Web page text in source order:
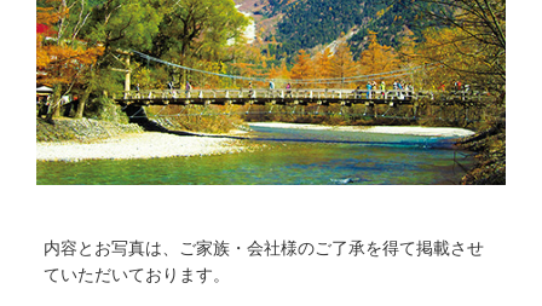
内容とお写真は、ご家族・会社様のご了承を得て掲載させ
ていただいております。